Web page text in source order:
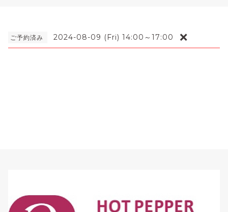
ご予約済み 2024-08-09 (Fri) 14:00～17:00 ❌